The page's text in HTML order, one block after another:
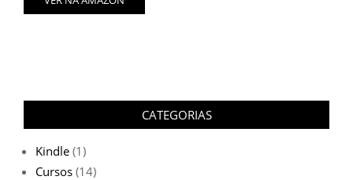
CATEGORIAS
Kindle (1)
Cursos (14)